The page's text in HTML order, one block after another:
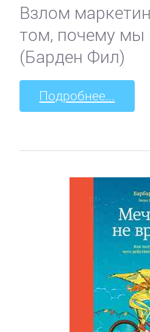
Взлом
том, почему мы
(Барден Фил)
Подробнее...